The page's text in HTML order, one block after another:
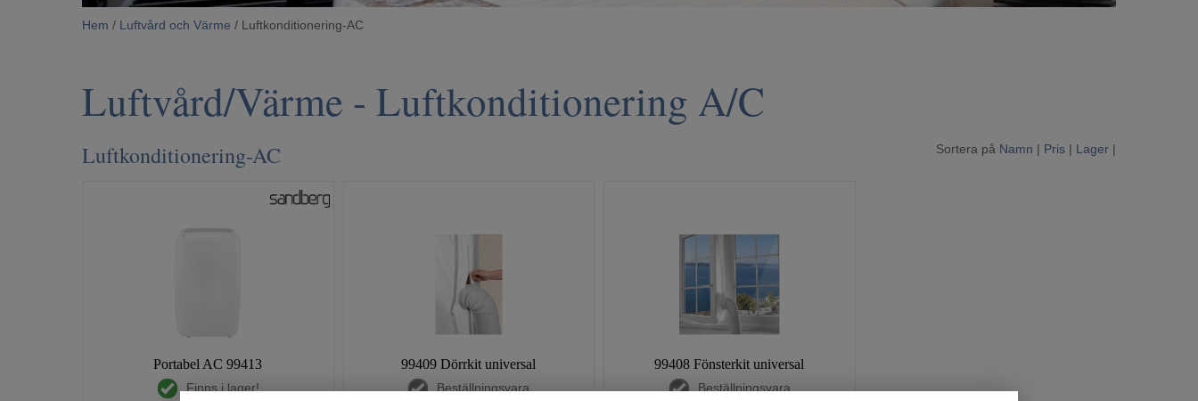
Hem / Luftvård och Värme / Luftkonditionering-AC
Luftvård/Värme - Luftkonditionering A/C
Luftkonditionering-AC Sortera på Namn | Pris | Lager |
Portabel AC 99413
Finns i lager!
99409 Dörrkit universal
Beställningsvara
99408 Fönsterkit universal
Beställningsvara